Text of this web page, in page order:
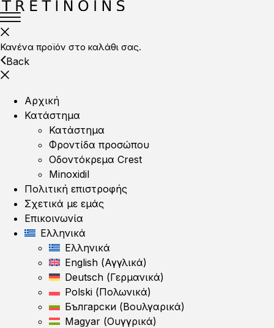
Κανένα προϊόν στο καλάθι σας.
Back
Αρχική
Κατάστημα
Κατάστημα
Φροντίδα προσώπου
Οδοντόκρεμα Crest
Minoxidil
Πολιτική επιστροφής
Σχετικά με εμάς
Επικοινωνία
Ελληνικά
Ελληνικά
English (Αγγλικά)
Deutsch (Γερμανικά)
Polski (Πολωνικά)
Български (Βουλγαρικά)
Magyar (Ουγγρικά)